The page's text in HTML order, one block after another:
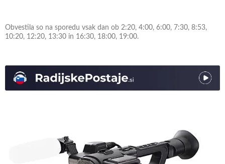
Obvestila so na sporedu vsak dan ob 2:20, 4:00, 6:00, 7:30, 8:53,
10:20, 12:20, 13:30 in 16:30, 18:00, 19:00.